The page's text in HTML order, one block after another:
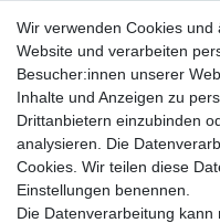
Unsere
Wir verwenden Cookies
Website und verarbeiten
Besucher:innen unserer
Inhalte und Anzeigen zu
Drittanbietern einzubinden
analysieren. Die
Cookies. Wir teilen diese
Einstellungen benennen.
Die Datenverarbeitung